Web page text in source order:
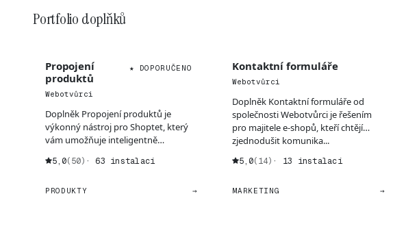
Portfolio doplňků
Propojení
produktů
★ DOPORUČENO
Webotvůrci
Doplněk Propojení produktů je
výkonný nástroj pro Shoptet, který
vám umožňuje inteligentně
5,0(50) · 63 instalací
PRODUKTY →
Kontaktní formuláře
Webotvůrci
Doplněk Kontaktní formuláře od
společnosti Webotvůrci je řešením
pro majitele e-shopů, kteří chtějí
zjednodušit komunika...
5,0(14) · 13 instalací
MARKETING →